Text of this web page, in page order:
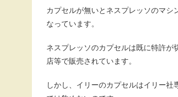
カプセルが無いとネスプレッソのマシ
なっています。
ネスプレッソのカプセルは既に特許が
店等で販売されています。
しかし、イリーのカプセルはイリー